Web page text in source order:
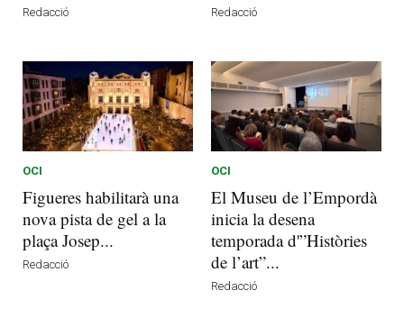
Redacció Redacció
OCI
Figueres habilitarà una
nova pista de gel a la
plaça Josep...
Redacció
OCI
El Museu de l’Empordà
inicia la desena
temporada d'”Històries
de l’art”...
Redacció